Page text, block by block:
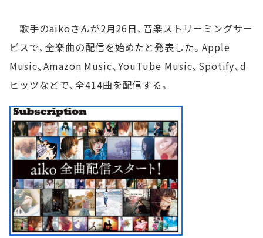
歌手のaikoさんが2月26日、音楽ストリーミングサー
ビスで、全楽曲の配信を始めたと発表した。Apple
Music、Amazon Music、YouTube Music、Spotify、d
ヒッツなどで、全414曲を配信する。